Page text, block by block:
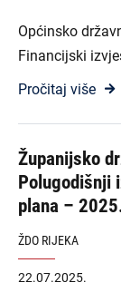
Općinsko
Financijski
Pročitaj više
Županijsko
Polugodišnji
plana –
ŽDO RIJEKA
22.07.2025.